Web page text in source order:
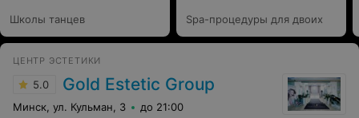
Школы танцев Spa-процедуры для двоих
ЦЕНТР ЭСТЕТИКИ
5.0 Gold Estetic Group
Минск, ул. Кульман, 3 до 21:00